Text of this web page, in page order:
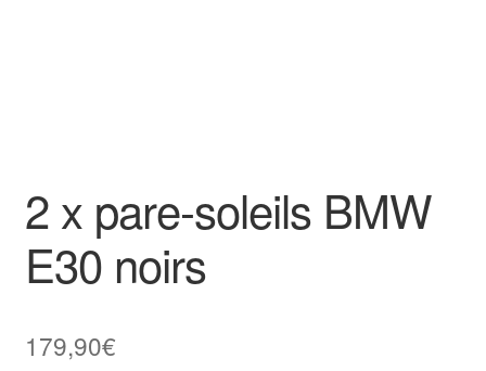
2 x pare-soleils BMW
E30 noirs
179,90€